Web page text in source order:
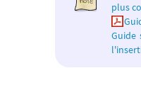
plus
Guide